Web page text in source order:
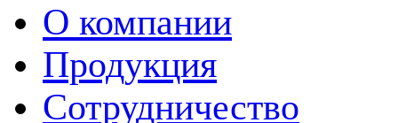
О компании
Продукция
Сотрудничество